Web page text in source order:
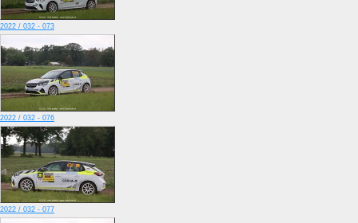
2022 / 032 - 073
2022 / 032 - 076
2022 / 032 - 077